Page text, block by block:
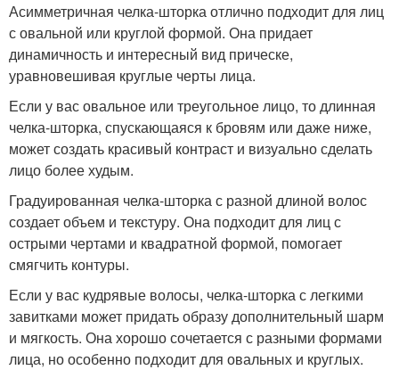
Асимметричная челка-шторка отлично подходит для лиц
с овальной или круглой формой. Она придает
динамичность и интересный вид прическе,
уравновешивая круглые черты лица.
Если у вас овальное или треугольное лицо, то длинная
челка-шторка, спускающаяся к бровям или даже ниже,
может создать красивый контраст и визуально сделать
лицо более худым.
Градуированная челка-шторка с разной длиной волос
создает объем и текстуру. Она подходит для лиц с
острыми чертами и квадратной формой, помогает
смягчить контуры.
Если у вас кудрявые волосы, челка-шторка с легкими
завитками может придать образу дополнительный шарм
и мягкость. Она хорошо сочетается с разными формами
лица, но особенно подходит для овальных и круглых.